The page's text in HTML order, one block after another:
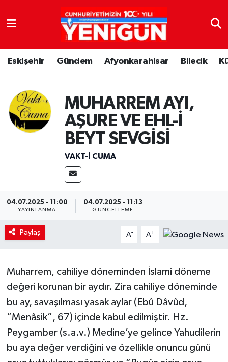
Eskişehir Gündem Afyonkarahisar Bilecik
MUHARREM AYI,
AŞURE VE EHL-İ
BEYT SEVGİSİ
VAKT-I CUMA
04.07.2025 - 11:00
YAYINLANMA
04.07.2025 - 11:13
GÜNCELLEME
Paylaş A- A+
Muharrem, cahiliye döneminden İslami döneme
değeri korunan bir aydır. Zira cahiliye döneminde
bu ay, savaşılması yasak aylar (Ebû Dâvûd,
“Menâsik”, 67) içinde kabul edilmiştir. Hz.
Peygamber (s.a.v.) Medine’ye gelince Yahudilerin
bu aya değer verdiğini ve özellikle onuncu günü
Nöbetçi Eczaneler
Hava Durumu
Trafik Durumu
Süper Lig Puan Durumu ve Fikstür
Tüm Manşetler
Son Dakika Haberleri